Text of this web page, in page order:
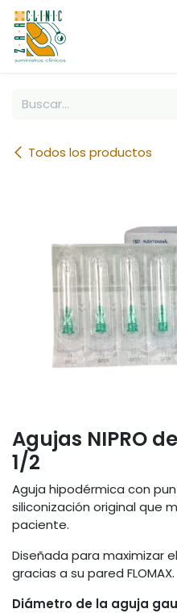
Ir al contenido
Todos los productos
Agujas NIPRO
1/2
Aguja hipodérmica con
siliconización original que
paciente.
Diseñada para maximizar
gracias a su pared FLOMAX.
Diámetro de la aguja